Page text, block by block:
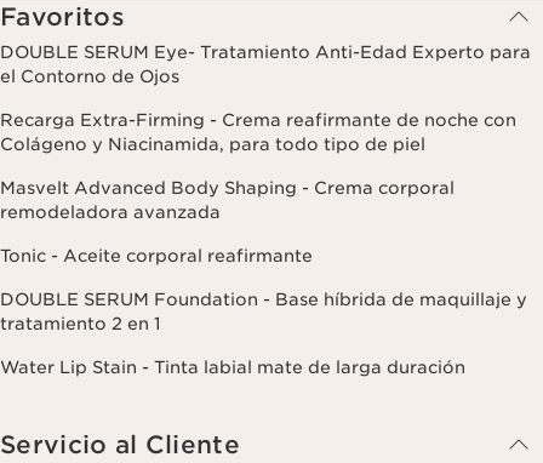
Favoritos
DOUBLE SERUM Eye- Tratamiento Anti-Edad Experto para
el Contorno de Ojos
Recarga Extra-Firming - Crema reafirmante de noche con
Colágeno y Niacinamida, para todo tipo de piel
Masvelt Advanced Body Shaping - Crema corporal
remodeladora avanzada
Tonic - Aceite corporal reafirmante
DOUBLE SERUM Foundation - Base híbrida de maquillaje y
tratamiento 2 en 1
Water Lip Stain - Tinta labial mate de larga duración
Servicio al Cliente